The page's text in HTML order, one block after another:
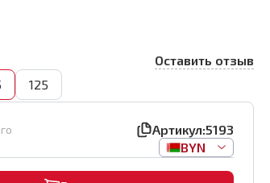
Оставить отзыв
125
Артикул:5193
BYN